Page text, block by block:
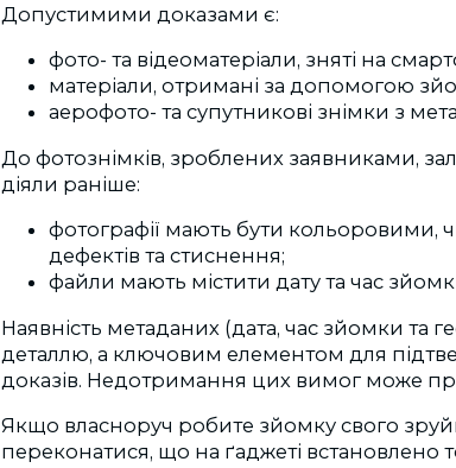
Допустимими доказами є:
фото- та відеоматеріали, зняті на
матеріали, отримані за допомогою
аерофото- та супутникові знімки з
До фотознімків, зроблених заявниками,
діяли раніше:
фотографії мають бути кольоровими,
дефектів та стиснення;
файли мають містити дату та час
Наявність метаданих (дата, час зйомки та
деталлю, а ключовим елементом для
доказів. Недотримання цих вимог може
Якщо власноруч робите зйомку свого
переконатися, що на ґаджеті встановлено